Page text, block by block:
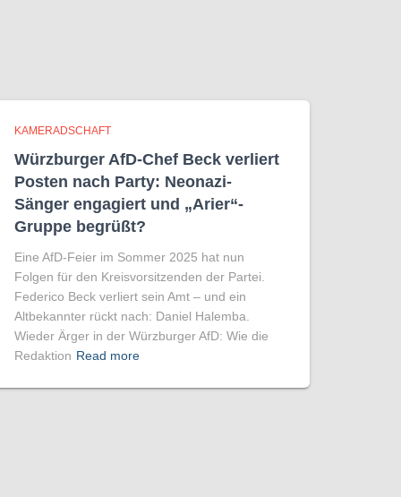
KAMERADSCHAFT
Würzburger AfD-Chef Beck verliert
Posten nach Party: Neonazi-
Sänger engagiert und „Arier“-
Gruppe begrüßt?
Eine AfD-Feier im Sommer 2025 hat nun
Folgen für den Kreisvorsitzenden der Partei.
Federico Beck verliert sein Amt – und ein
Altbekannter rückt nach: Daniel Halemba.
Wieder Ärger in der Würzburger AfD: Wie die
Redaktion Read more